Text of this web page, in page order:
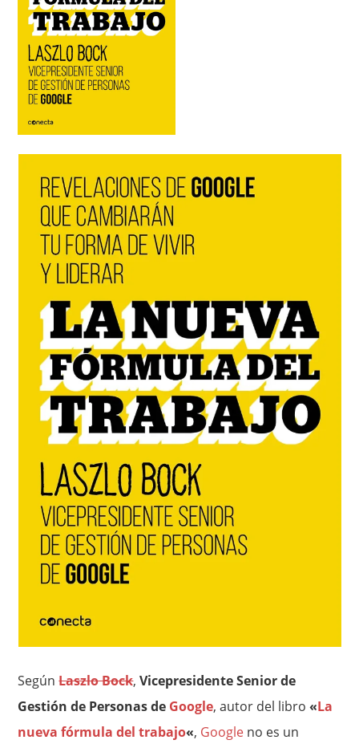
SegúnLaszlo Bock,Vicepresidente Senior de
Gestión de Personas de Google, autor del libro«La
nueva fórmula del trabajo«, Google no es un